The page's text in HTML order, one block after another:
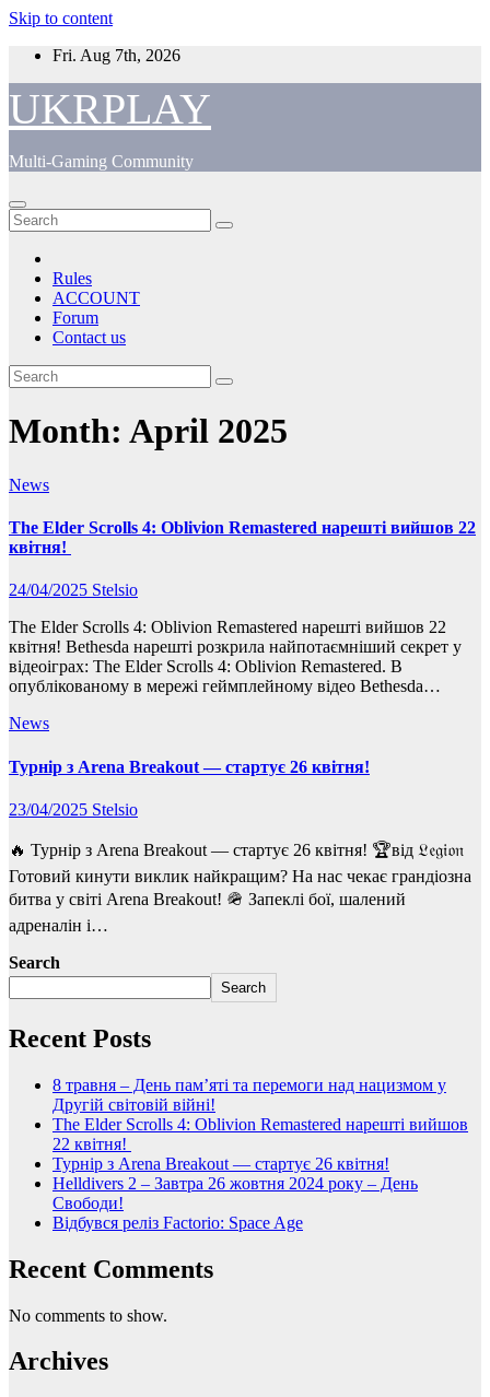
Skip to content
Fri. Aug 7th, 2026
UKRPLAY
Multi-Gaming Community
Rules
ACCOUNT
Forum
Contact us
Month: April 2025
News
The Elder Scrolls 4: Oblivion Remastered нарешті вийшов 22
квітня!
24/04/2025 Stelsio
The Elder Scrolls 4: Oblivion Remastered нарешті вийшов 22
квітня! Bethesda нарешті розкрила найпотаємніший секрет у
відеоіграх: The Elder Scrolls 4: Oblivion Remastered. В
опублікованому в мережі геймплейному відео Bethesda…
News
Турнір з Arena Breakout — стартує 26 квітня!
23/04/2025 Stelsio
🔥 Турнір з Arena Breakout — стартує 26 квітня! 🏆від 𝔏𝔢𝔤𝔦𝔬𝔫
Готовий кинути виклик найкращим? На нас чекає грандіозна
битва у світі Arena Breakout! 🪖 Запеклі бої, шалений
адреналін і…
Search
Search
Recent Posts
8 травня – День пам’яті та перемоги над нацизмом у
Другій світовій війні!
The Elder Scrolls 4: Oblivion Remastered нарешті вийшов
22 квітня!
Турнір з Arena Breakout — стартує 26 квітня!
Helldivers 2 – Завтра 26 жовтня 2024 року – День
Свободи!
Відбувся реліз Factorio: Space Age
Recent Comments
No comments to show.
Archives